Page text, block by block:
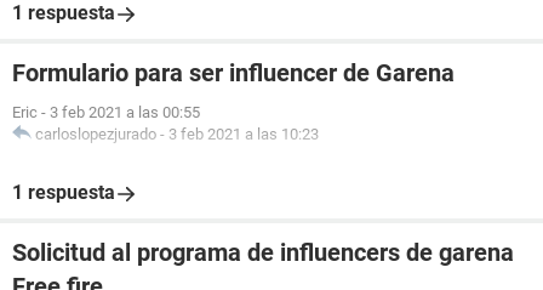
1 respuesta
Formulario para ser influencer de Garena
Eric - 3 feb 2021 a las 00:55
carloslopezjurado - 3 feb 2021 a las 10:23
1 respuesta
Solicitud al programa de influencers de garena